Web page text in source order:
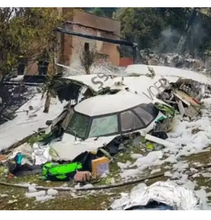
TÓPICOS RELACIONADOS
BNDES
BRASIL SOBERANO
CRÉDITO PARA EXPORTADORAS
EMPRESAS AFETADAS PELOS EUA
EMPRÉSTIMOS PARA EMPRESAS
EXPORTAÇÃO BRASIL ESTADOS
EXPORTAÇÕES BRASILEIRAS
FINANCIAMENTO EMPRESARIAL
INDÚSTRIA BRASILEIRA
TARIFAÇO